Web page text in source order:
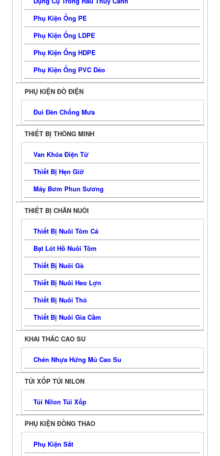
Phụ Kiện Ống PE
Phụ Kiện Ống LDPE
Phụ Kiện Ống HDPE
Phụ Kiện Ống PVC Dẻo
PHỤ KIỆN ĐỒ ĐIỆN
Đui Đèn Chống Mưa
THIẾT BỊ THÔNG MINH
Van Khóa Điện Từ
Thiết Bị Hẹn Giờ
Máy Bơm Phun Sương
THIẾT BỊ CHĂN NUÔI
Thiết Bị Nuôi Tôm Cá
Bạt Lót Hồ Nuôi Tôm
Thiết Bị Nuôi Gà
Thiết Bị Nuôi Heo Lợn
Thiết Bị Nuôi Thỏ
Thiết Bị Nuôi Gia Cầm
KHAI THÁC CAO SU
Chén Nhựa Hứng Mủ Cao Su
TÚI XỐP TÚI NILON
Túi Nilon Túi Xốp
PHỤ KIỆN ĐỒNG THAO
Phụ Kiện Sắt